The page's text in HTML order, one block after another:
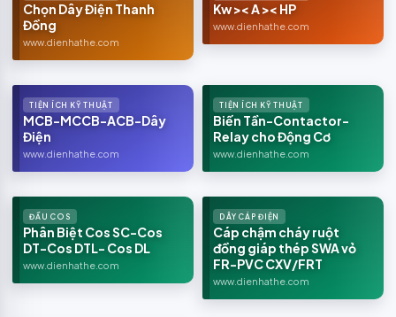
Chọn Dây Điện Thanh
Đồng
www.dienhathe.com
Kw >< A >< HP
www.dienhathe.com
TIỆN ÍCH KỸ THUẬT
MCB-MCCB-ACB-Dây
Điện
www.dienhathe.com
TIỆN ÍCH KỸ THUẬT
Biến Tần-Contactor-
Relay cho Động Cơ
www.dienhathe.com
ĐẦU COS
Phân Biệt Cos SC-Cos
DT-Cos DTL- Cos DL
www.dienhathe.com
DÂY CÁP ĐIỆN
Cáp chậm cháy ruột
đồng giáp thép SWA vỏ
FR-PVC CXV/FRT
www.dienhathe.com